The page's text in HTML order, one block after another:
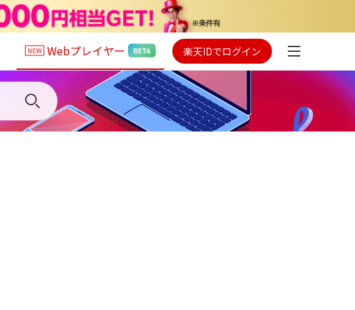
Webプレイヤー 楽天IDでログイン